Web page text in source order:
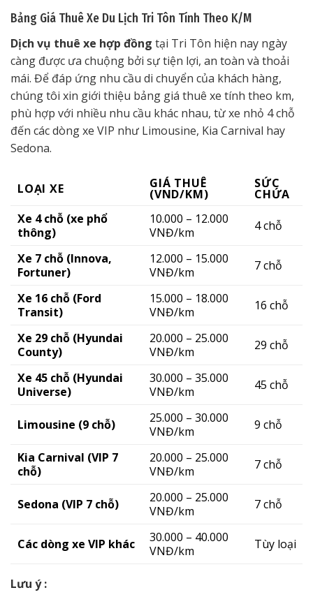
Bảng Giá Thuê Xe Du Lịch Tri Tôn Tính Theo K/M
Dịch vụ thuê xe hợp đồng tại Tri Tôn hiện nay ngày
càng được ưa chuộng bởi sự tiện lợi, an toàn và thoải
mái. Để đáp ứng nhu cầu di chuyển của khách hàng,
chúng tôi xin giới thiệu bảng giá thuê xe tính theo km,
phù hợp với nhiều nhu cầu khác nhau, từ xe nhỏ 4 chỗ
đến các dòng xe VIP như Limousine, Kia Carnival hay
Sedona.
LOẠI XE GIÁ THUÊ
(VND/KM)
SỨC
CHỨA
Xe 4 chỗ (xe phổ
thông)
10.000 – 12.000
VNĐ/km
4 chỗ
Xe 7 chỗ (Innova,
Fortuner)
12.000 – 15.000
VNĐ/km
7 chỗ
Xe 16 chỗ (Ford
Transit)
15.000 – 18.000
VNĐ/km
16 chỗ
Xe 29 chỗ (Hyundai
County)
20.000 – 25.000
VNĐ/km
29 chỗ
Xe 45 chỗ (Hyundai
Universe)
30.000 – 35.000
VNĐ/km
45 chỗ
Limousine (9 chỗ)
25.000 – 30.000
VNĐ/km
9 chỗ
Kia Carnival (VIP 7
chỗ)
20.000 – 25.000
VNĐ/km
7 chỗ
Sedona (VIP 7 chỗ)
20.000 – 25.000
VNĐ/km
7 chỗ
Các dòng xe VIP khác
30.000 – 40.000
VNĐ/km
Tùy loại
Lưu ý :